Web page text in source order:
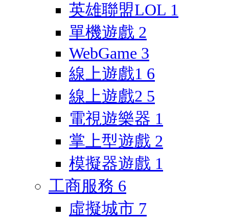
英雄聯盟LOL 1
單機遊戲 2
WebGame 3
線上遊戲1 6
線上遊戲2 5
電視遊樂器 1
掌上型遊戲 2
模擬器遊戲 1
工商服務 6
虛擬城市 7